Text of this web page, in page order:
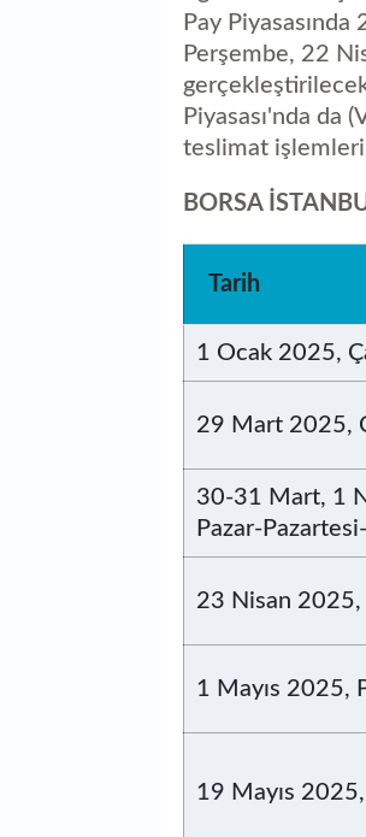
Pay
Perşembe, 22
Piyasası'nda da
teslimat işlemleri
BORSA
Tarih
1 Ocak 2025,
29 Mart 2025,
30-31 Mart, 1
Pazar-Pazartesi-
23 Nisan 2025,
1 Mayıs 2025,
19 Mayıs